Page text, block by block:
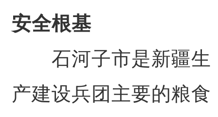
安全根基
石河子市是新疆生
产建设兵团主要的粮食